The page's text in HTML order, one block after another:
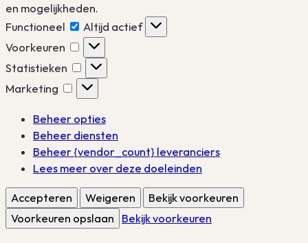
en mogelijkheden.
Functioneel
Functioneel
Altijd actief
Voorkeuren
Voorkeuren
Statistieken
Statistieken
Marketing
Marketing
Beheer opties
Beheer diensten
Beheer {vendor_count} leveranciers
Lees meer over deze doeleinden
Accepteren Weigeren
Bekijk voorkeuren
Voorkeuren opslaan
Bekijk voorkeuren